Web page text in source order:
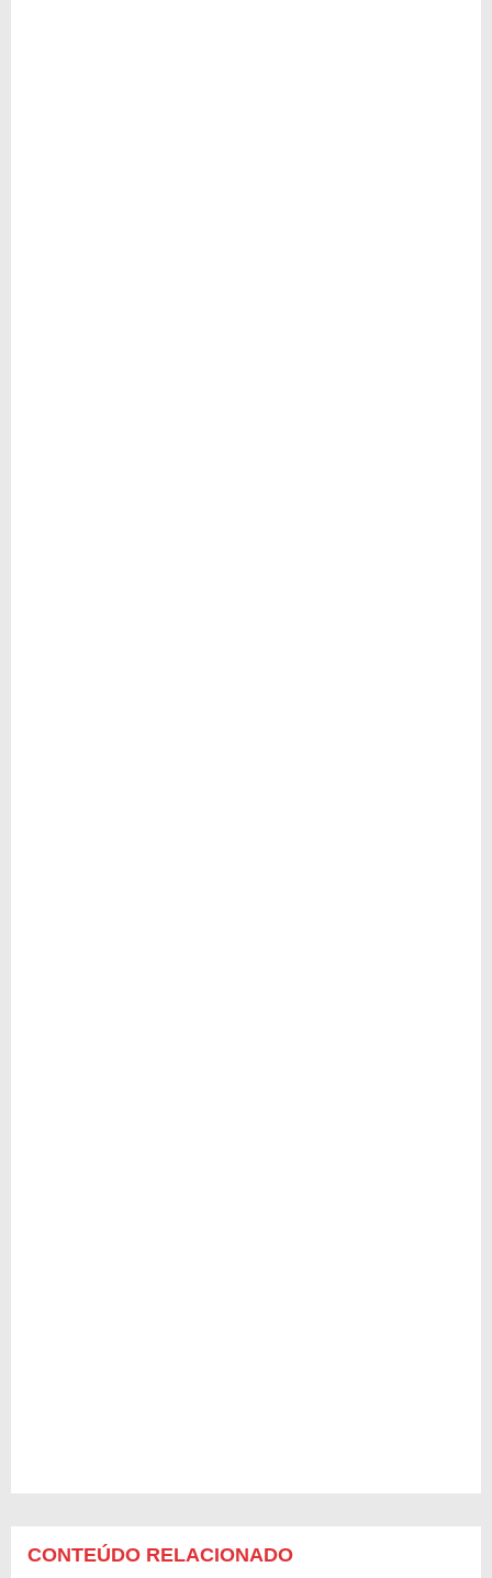
CONTEÚDO RELACIONADO